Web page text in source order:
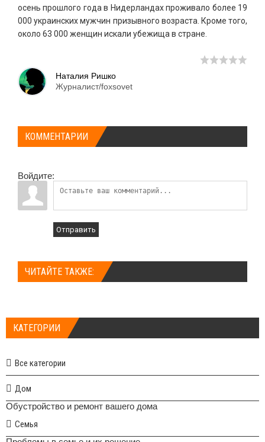
осень прошлого года в Нидерландах проживало более 19
000 украинских мужчин призывного возраста. Кроме того,
около 63 000 женщин искали убежища в стране.
Наталия Ришко
Журналист/foxsovet
КОММЕНТАРИИ
Войдите:
Отправить
ЧИТАЙТЕ ТАКЖЕ:
КАТЕГОРИИ
Все категории
Дом
Обустройство и ремонт вашего дома
Семья